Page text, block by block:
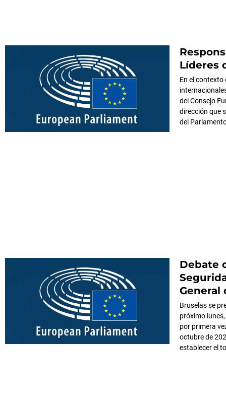
Líderes
En el
del Consejo
dirección que
del
Debate
General
Bruselas se
próximo
por primera
octubre de
establecer el